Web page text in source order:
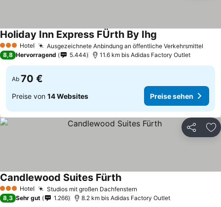
3 SterneHotel Ausgezeichnete Anbindung an öffentliche Verkehrsmittel
Holiday Inn Express FÜrth By Ihg
8,8 Hervorragend 5.444 11.6 km bis Adidas Factory Outlet
Ab 70 €
Preise von 14 Websites Preise sehen
Teilen
3 SterneHotel Studios mit großen Dachfenstern
Candlewood Suites FürthPreise sehen
8,3 Sehr gut 1.266 8.2 km bis Adidas Factory Outlet